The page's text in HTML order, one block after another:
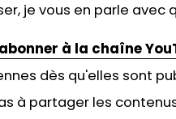
je vous en parle avec
à la chaîne
dès qu'elles sont
à partager les